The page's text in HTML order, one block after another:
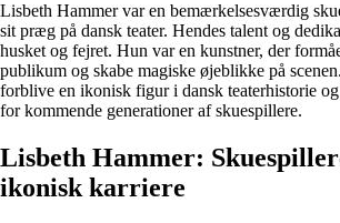
Lisbeth Hammer var en bemærkelsesværdig
sit præg på dansk teater. Hendes talent og
husket og fejret. Hun var en kunstner, der
publikum og skabe magiske øjeblikke på
forblive en ikonisk figur i dansk teaterhistorie
for kommende generationer af skuespillere.
Lisbeth Hammer:
ikonisk karriere